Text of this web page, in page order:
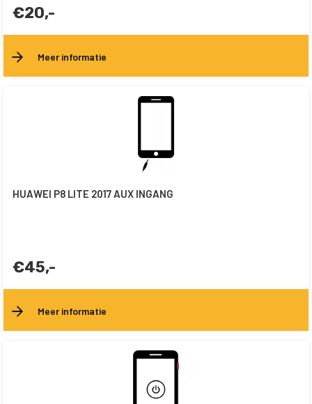
€20,-
Meer informatie
HUAWEI P8 LITE 2017 AUX INGANG
€45,-
Meer informatie